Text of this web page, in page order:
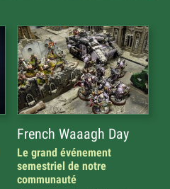
French Waaagh Day
Le grand événement
semestriel de notre
communauté